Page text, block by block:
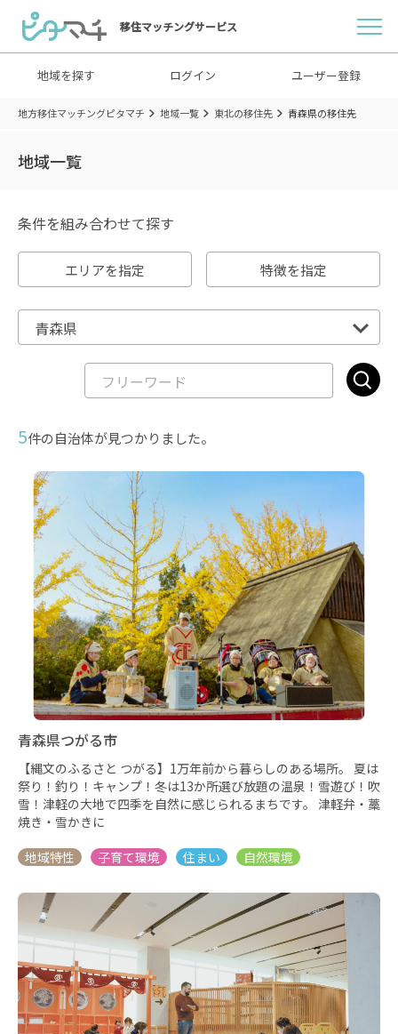
移住マッチングサービス
地域を探す ログイン ユーザー登録
地方移住マッチングピタマチ 地域一覧 東北の移住先 青森県の移住先
地域一覧
条件を組み合わせて探す
エリアを指定 特徴を指定
5件の自治体が見つかりました。
青森県つがる市
【縄文のふるさと つがる】1万年前から暮らしのある場所。 夏は
祭り！釣り！キャンプ！冬は13か所選び放題の温泉！雪遊び！吹
雪！津軽の大地で四季を自然に感じられるまちです。 津軽弁・藁
焼き・雪かきに